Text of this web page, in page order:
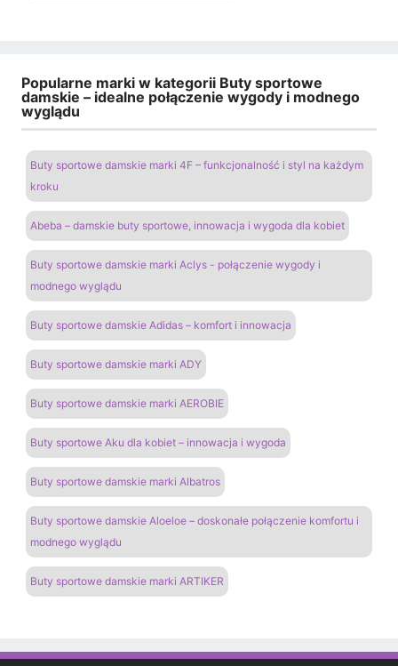
Popularne marki w kategorii Buty sportowe
damskie – idealne połączenie wygody i modnego
wyglądu
Buty sportowe damskie marki 4F – funkcjonalność i styl na każdym
kroku
Abeba – damskie buty sportowe, innowacja i wygoda dla kobiet
Buty sportowe damskie marki Aclys - połączenie wygody i
modnego wyglądu
Buty sportowe damskie Adidas – komfort i innowacja
Buty sportowe damskie marki ADY
Buty sportowe damskie marki AEROBIE
Buty sportowe Aku dla kobiet – innowacja i wygoda
Buty sportowe damskie marki Albatros
Buty sportowe damskie Aloeloe – doskonałe połączenie komfortu i
modnego wyglądu
Buty sportowe damskie marki ARTIKER